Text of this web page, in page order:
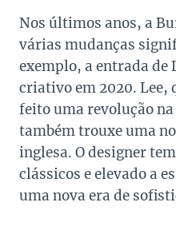
Nos últimos anos, a
várias mudanças
exemplo, a entrada de
criativo em 2020. Lee,
feito uma revolução na
também trouxe uma
inglesa. O designer
clássicos e elevado a
uma nova era de